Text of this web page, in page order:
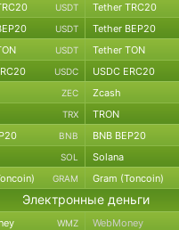
USDT Tether TRC20
USDT Tether BEP20
USDT Tether TON
USDC USDC ERC20
ZEC Zcash
TRX TRON
BNB BNB BEP20
SOL Solana
GRAM Gram (Toncoin)
Электронные деньги
WMZ WebMoney